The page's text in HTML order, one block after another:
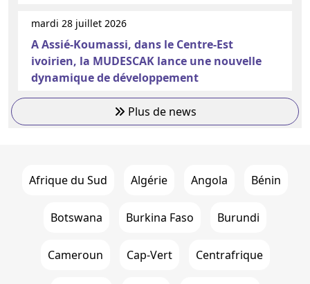
mardi 28 juillet 2026
A Assié-Koumassi, dans le Centre-Est
ivoirien, la MUDESCAK lance une nouvelle
dynamique de développement
Plus de news
Afrique du Sud Algérie Angola Bénin
Botswana Burkina Faso Burundi
Cameroun Cap-Vert Centrafrique